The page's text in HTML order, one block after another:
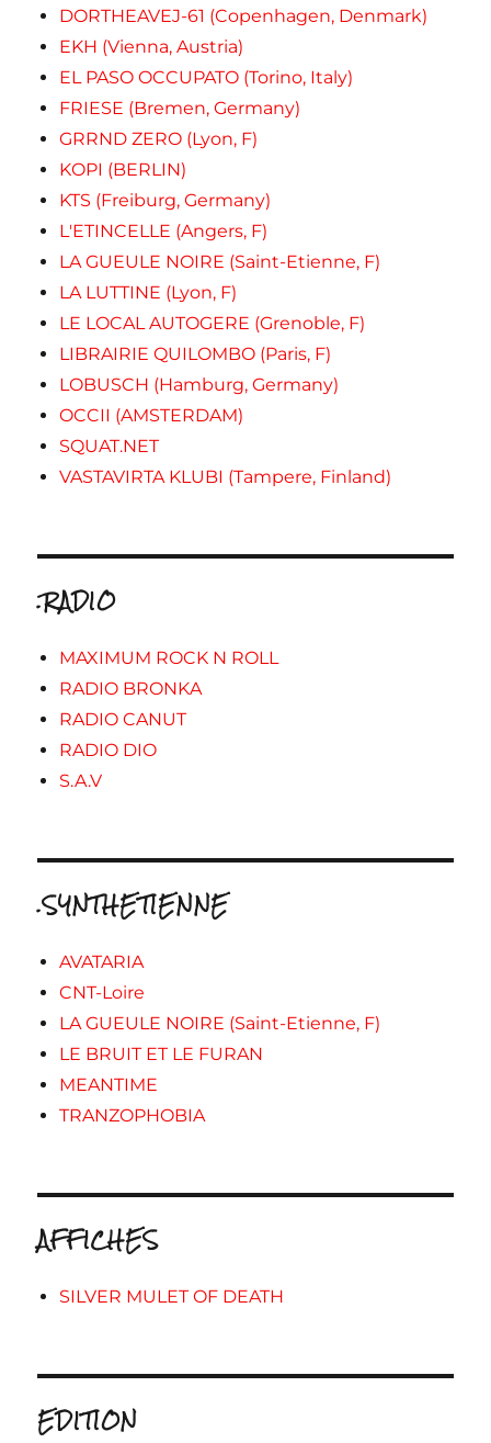
DORTHEAVEJ-61 (Copenhagen, Denmark)
EKH (Vienna, Austria)
EL PASO OCCUPATO (Torino, Italy)
FRIESE (Bremen, Germany)
GRRND ZERO (Lyon, F)
KOPI (BERLIN)
KTS (Freiburg, Germany)
L'ETINCELLE (Angers, F)
LA GUEULE NOIRE (Saint-Etienne, F)
LA LUTTINE (Lyon, F)
LE LOCAL AUTOGERE (Grenoble, F)
LIBRAIRIE QUILOMBO (Paris, F)
LOBUSCH (Hamburg, Germany)
OCCII (AMSTERDAM)
SQUAT.NET
VASTAVIRTA KLUBI (Tampere, Finland)
.RADIO
MAXIMUM ROCK N ROLL
RADIO BRONKA
RADIO CANUT
RADIO DIO
S.A.V
.SYNTHETIENNE
AVATARIA
CNT-Loire
LA GUEULE NOIRE (Saint-Etienne, F)
LE BRUIT ET LE FURAN
MEANTIME
TRANZOPHOBIA
AFFICHES
SILVER MULET OF DEATH
EDITION